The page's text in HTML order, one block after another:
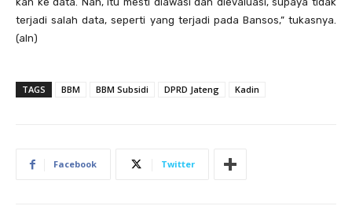
terjadi salah data, seperti yang terjadi pada Bansos,” tukasnya.
(aln)
TAGS BBM BBM Subsidi DPRD Jateng Kadin
Facebook Twitter